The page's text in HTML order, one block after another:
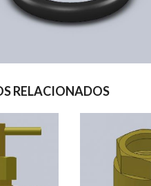
RELACIONADOS